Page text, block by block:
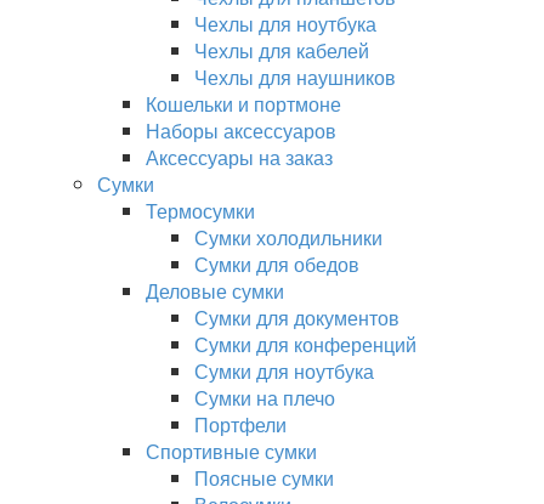
Чехлы для ноутбука
Чехлы для кабелей
Чехлы для наушников
Кошельки и портмоне
Наборы аксессуаров
Аксессуары на заказ
Сумки
Термосумки
Сумки холодильники
Сумки для обедов
Деловые сумки
Сумки для документов
Сумки для конференций
Сумки для ноутбука
Сумки на плечо
Портфели
Спортивные сумки
Поясные сумки